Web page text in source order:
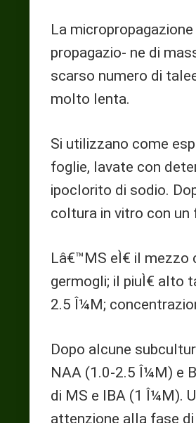
La micropropagazione
propagazio- ne di
scarso numero di
molto lenta.
Si utilizzano come
foglie, lavate con
ipoclorito di sodio.
coltura in vitro con un
Lâ€™MS eÌ€ il mezzo
germogli; il piuÌ€ alto
2.5 Î¼M;
Dopo alcune
NAA (1.0-2.5 Î¼M) e
di MS e IBA (1 Î¼M).
attenzione alla fase